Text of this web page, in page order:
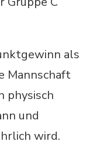
als
Mannschaft
physisch
und
wird.